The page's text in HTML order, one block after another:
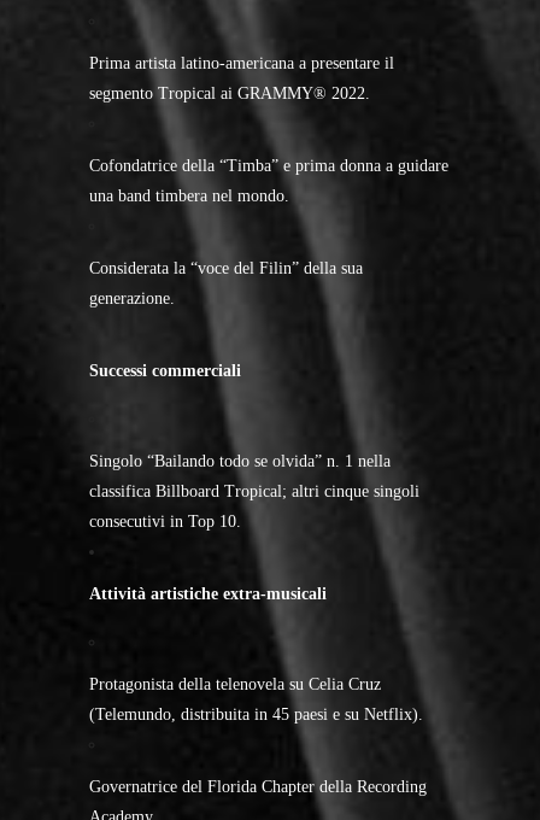
Prima artista latino-americana a presentare il
segmento Tropical ai GRAMMY® 2022.
Cofondatrice della “Timba” e prima donna a guidare
una band timbera nel mondo.
Considerata la “voce del Filin” della sua
generazione.
Successi commerciali
Singolo “Bailando todo se olvida” n. 1 nella
classifica Billboard Tropical; altri cinque singoli
consecutivi in Top 10.
Attività artistiche extra-musicali
Protagonista della telenovela su Celia Cruz
(Telemundo, distribuita in 45 paesi e su Netflix).
Governatrice del Florida Chapter della Recording